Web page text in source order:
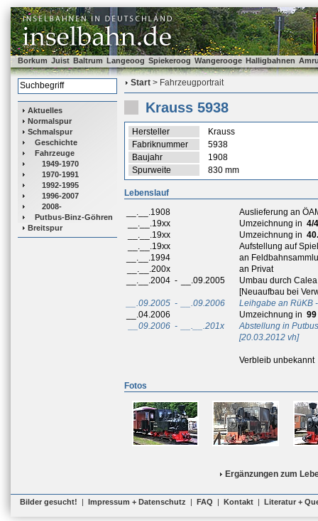
Borkum Juist Baltrum Langeoog Spiekeroog Wangerooge Halligbahnen
Aktuelles
Normalspur
Schmalspur
Geschichte
Fahrzeuge
1949-1970
1970-1991
1992-1995
1996-2007
2008-
Putbus-Binz-Göhren
Breitspur
Start > Fahrzeugportrait
Krauss 5938
Hersteller
Krauss
Fabriknummer
5938
Baujahr
1908
Spurweite
830 mm
Lebenslauf
__.__.1908
Auslieferung an
__.__.19xx
Umzeichnung in 4/
__.__.19xx
Umzeichnung in
__.__.19xx
Aufstellung auf
__.__.1994
an
__.__.200x
an Privat
__.__.2004 - __.09.2005
Umbau durch
[Neuaufbau bei
__.09.2005 - __.09.2006
Leihgabe an RüKB
__.04.2006
Umzeichnung in 99
__09.2006 - __.__.201x
Abstellung in
[20.03.2012 vh]
Verbleib unbekannt
Fotos
Ergänzungen zum
Bilder gesucht! | Impressum + Datenschutz | FAQ | Kontakt | Literatur +